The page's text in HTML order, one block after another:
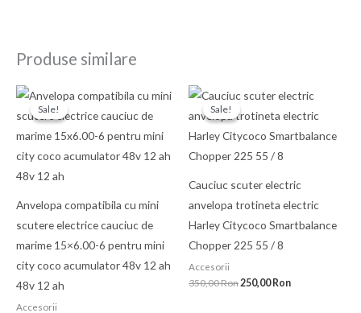
Produse similare
Sale!
Sale!
Anvelopa compatibila cu mini
scutere electrice cauciuc de
marime 15×6.00-6 pentru mini
city coco acumulator 48v 12 ah
48v 12 ah
Accesorii
inițial
a
350,00 Ron.
Prețul
curent
este:
Sale!
Sale!
Cauciuc scuter electric
anvelopa trotineta electric
Harley Citycoco Smartbalance
Chopper 225 55 / 8
Accesorii
350,00Ron
Prețul
inițial
a
350,00 Ron.
250,00 Ron
Prețul
curent
este: